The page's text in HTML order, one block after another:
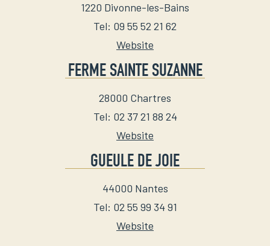
1220 Divonne-les-Bains
Tel: 09 55 52 21 62
Website
FERME SAINTE SUZANNE
28000 Chartres
Tel: 02 37 21 88 24
Website
GUEULE DE JOIE
44000 Nantes
Tel: 02 55 99 34 91
Website